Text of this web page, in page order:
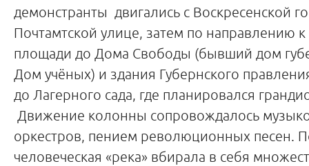
демонстранты двигались с Воскресенской
Почтамтской улице, затем по направлению
площади до Дома Свободы (бывший дом
Дом учёных) и здания Губернского
до Лагерного сада, где планировался
Движение колонны сопровождалось
оркестров, пением революционных песен.
человеческая «река» вбирала в себя